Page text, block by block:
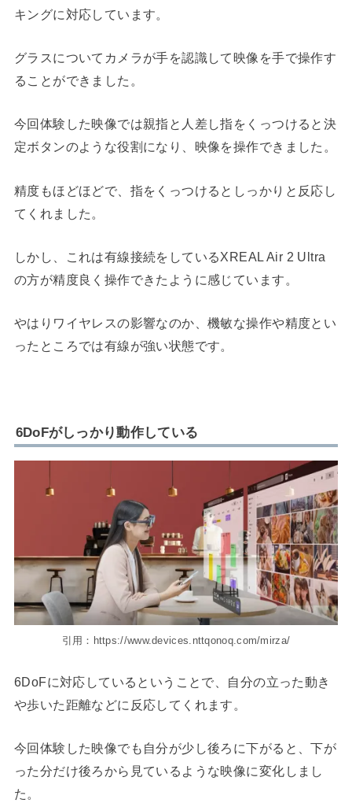
キングに対応しています。
グラスについてカメラが手を認識して映像を手で操作す
ることができました。
今回体験した映像では親指と人差し指をくっつけると決
定ボタンのような役割になり、映像を操作できました。
精度もほどほどで、指をくっつけるとしっかりと反応し
てくれました。
しかし、これは有線接続をしているXREAL Air 2 Ultra
の方が精度良く操作できたように感じています。
やはりワイヤレスの影響なのか、機敏な操作や精度とい
ったところでは有線が強い状態です。
6DoFがしっかり動作している
引用：https://www.devices.nttqonoq.com/mirza/
6DoFに対応しているということで、自分の立った動き
や歩いた距離などに反応してくれます。
今回体験した映像でも自分が少し後ろに下がると、下が
った分だけ後ろから見ているような映像に変化しまし
た。